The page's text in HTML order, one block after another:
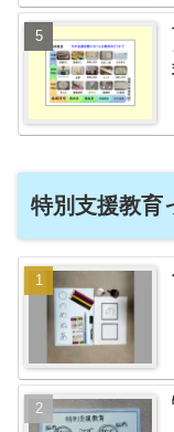
特別支援教育